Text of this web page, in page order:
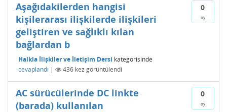
0
oy
Aşağıdakilerden hangisi
kişilerarası ilişkilerde ilişkileri
geliştiren ve sağlıklı kılan
bağlardan b
Halkla İlişkiler ve İletişim Dersi kategorisinde
cevaplandı | 436 kez görüntülendi
0
oy
AC sürücülerinde DC linkte
(barada) kullanılan